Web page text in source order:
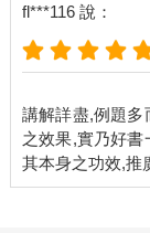
fl***116 說：
講解詳盡,例題多
之效果,實乃好